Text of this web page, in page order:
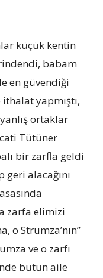
küçük kentin
babam
en güvendiği
yapmıştı,
ortaklar
Tütüner
bir zarfla geldi
geri alacağını
zarfa elimizi
o Strumza’nın”
ve o zarfı
bütün aile